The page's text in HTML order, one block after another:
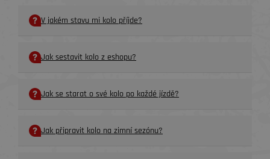
V jakém stavu mi kolo příjde?
Jak sestavit kolo z eshopu?
Jak se starat o své kolo po každé jízdě?
Jak připravit kolo na zimní sezónu?